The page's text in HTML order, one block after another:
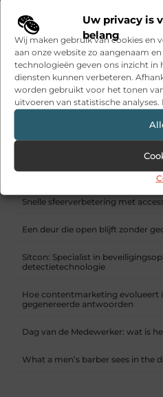
Uw privacy is
belang
Wij maken gebruik van cookies en
aan onze website zo aangenaam
technologieën geven ons inzicht in
diensten kunnen verbeteren.
worden gebruikt voor het tonen
uitvoeren van statistische
keuze voor
RECENTE
Snelle sfeerverbetering met
Een deur die open blijft zonder
Sitcon: Specialist in
detectietechnologie
Hoe contentmarketing evolueert
gegenereerde antwoorden
Dag van de Medewerker: wat is
What a men’s barber sees in the